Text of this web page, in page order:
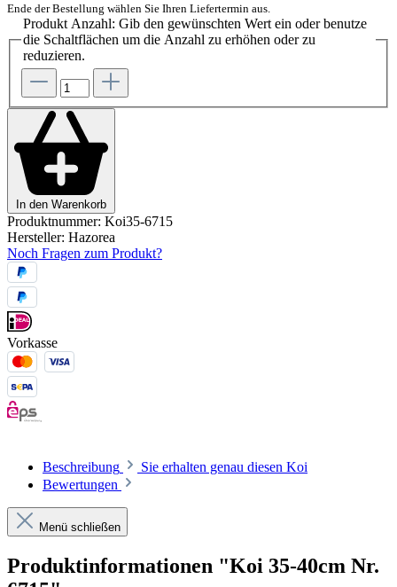
Ende der Bestellung wählen Sie Ihren Liefertermin aus.
Produkt Anzahl: Gib den gewünschten Wert ein oder benutze
die Schaltflächen um die Anzahl zu erhöhen oder zu
reduzieren.
In den Warenkorb
Produktnummer: Koi35-6715
Hersteller: Hazorea
Noch Fragen zum Produkt?
Vorkasse
Beschreibung
Sie erhalten genau diesen Koi
Bewertungen
Menü schließen
Produktinformationen "Koi 35-40cm Nr.